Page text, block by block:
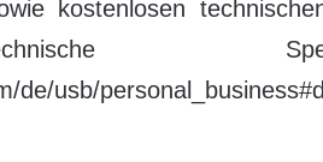
kostenlosen
de/usb/